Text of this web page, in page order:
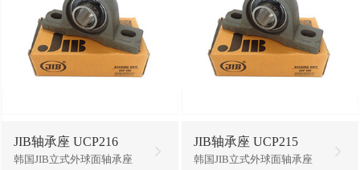
JIB轴承座 UCP216
韩国JIB立式外球面轴承座
JIB轴承座 UCP215
韩国JIB立式外球面轴承座